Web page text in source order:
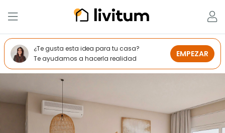
¿Te gusta esta idea para tu casa?
Te ayudamos a hacerla realidad
EMPEZAR